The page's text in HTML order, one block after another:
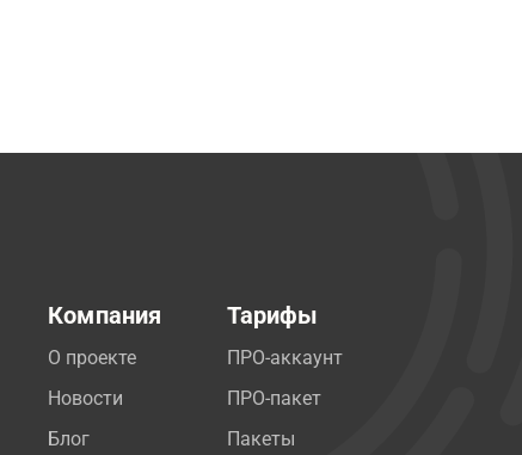
Компания
О проекте
Новости
Блог
Тарифы
ПРО-аккаунт
ПРО-пакет
Пакеты